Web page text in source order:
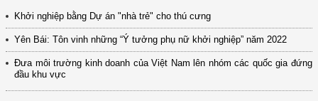
Khởi nghiệp bằng Dự án "nhà trẻ" cho thú cưng
Yên Bái: Tôn vinh những “Ý tưởng phụ nữ khởi nghiệp” năm 2022
Đưa môi trường kinh doanh của Việt Nam lên nhóm các quốc gia đứng
đầu khu vực